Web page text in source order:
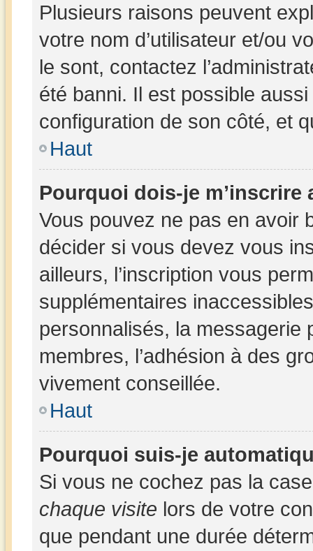
Plusieurs raisons peuvent
votre nom d’utilisateur et/ou
le sont, contactez
été banni. Il est possible
configuration de son côté, et
Haut
Pourquoi dois-je m’inscrire
Vous pouvez ne pas en avoir
décider si vous devez vous
ailleurs, l’inscription vous
supplémentaires
personnalisés, la messagerie
membres, l’adhésion à des
vivement conseillée.
Haut
Pourquoi suis-je
Si vous ne cochez pas la
chaque visite lors de votre
que pendant une durée